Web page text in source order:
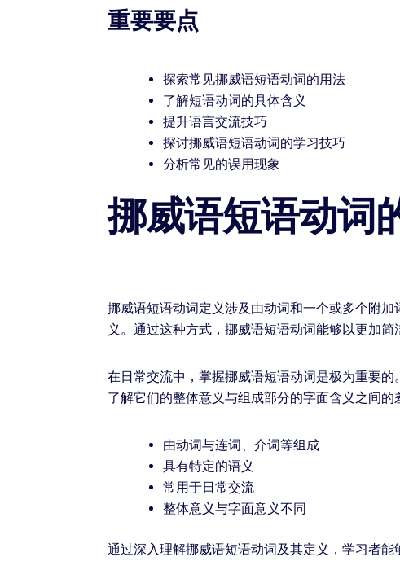
重要要点
探索常见挪威语短语动词的用法
了解短语动词的具体含义
提升语言交流技巧
探讨挪威语短语动词的学习技巧
分析常见的误用现象
挪威语短语动词
挪威语短语动词定义涉及由动词和一个或多个附
义。通过这种方式，挪威语短语动词能够以更加
在日常交流中，掌握挪威语短语动词是极为重要
了解它们的整体意义与组成部分的字面含义之间的
由动词与连词、介词等组成
具有特定的语义
常用于日常交流
整体意义与字面意义不同
通过深入理解挪威语短语动词及其定义，学习者